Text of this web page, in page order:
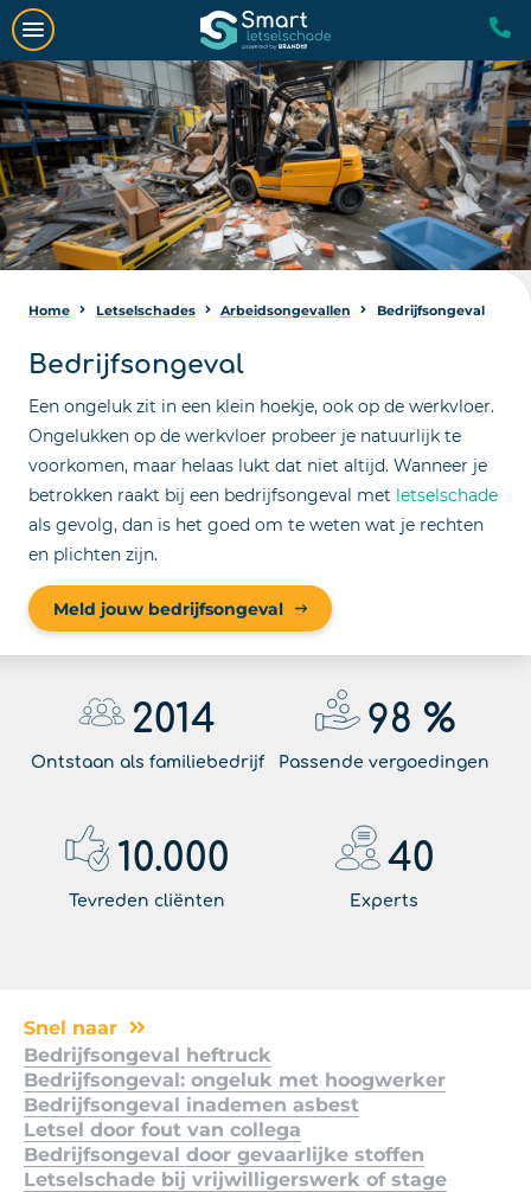
Home Letselschades Arbeidsongevallen Bedrijfsongeval
Bedrijfsongeval
Een ongeluk zit in een klein hoekje, ook op de werkvloer.
Ongelukken op de werkvloer probeer je natuurlijk te
voorkomen, maar helaas lukt dat niet altijd. Wanneer je
betrokken raakt bij een bedrijfsongeval met letselschade
als gevolg, dan is het goed om te weten wat je rechten
en plichten zijn.
Meld jouw bedrijfsongeval
2014
Ontstaan als familiebedrijf
98 %
Passende vergoedingen
10.000
Tevreden cliënten
40
Experts
Snel naar
Bedrijfsongeval heftruck
Bedrijfsongeval: ongeluk met hoogwerker
Bedrijfsongeval inademen asbest
Letsel door fout van collega
Bedrijfsongeval door gevaarlijke stoffen
Letselschade bij vrijwilligerswerk of stage